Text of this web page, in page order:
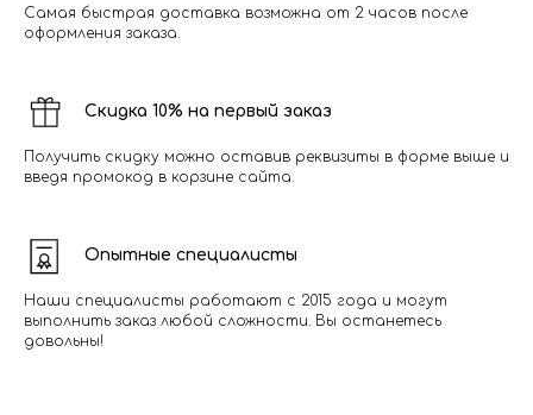
Самая быстрая доставка возможна от 2 часов после
оформления заказа.
Скидка 10% на первый заказ
Получить скидку можно оставив реквизиты в форме выше и
введя промокод в корзине сайта.
Опытные специалисты
Наши специалисты работают с 2015 года и могут
выполнить заказ любой сложности. Вы останетесь
довольны!